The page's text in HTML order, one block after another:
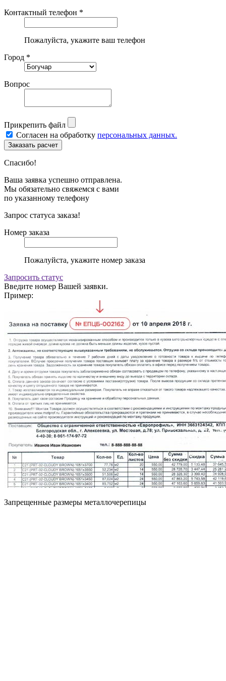
Контактный телефон *
Пожалуйста, укажите ваш телефон
Город *
Вопрос
Прикрепить файл
Согласен на обработку персональных данных.
Спасибо!
Ваша заявка успешно отправлена.
Мы обязательно свяжемся с вами
по указанному телефону
Запрос статуса заказа!
Номер заказа
Пожалуйста, укажите номер заказа
Запросить статус
Введите номер Вашей заявки.
Пример:
Запрещенные размеры металлочерепицы